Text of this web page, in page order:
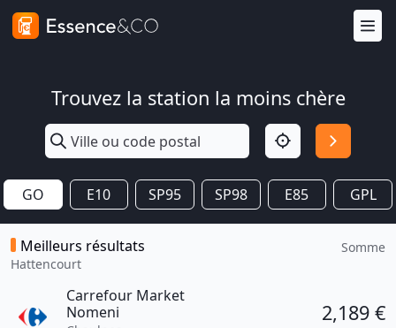
Trouvez la station la moins chère
GO E10 SP95 SP98 E85 GPL
Meilleurs résultats
Hattencourt
Somme
Carrefour Market
Nomeni
2,189 €